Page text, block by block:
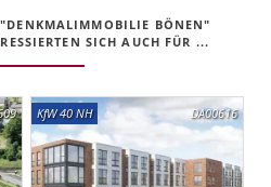
BÖNEN"
SICH AUCH FÜR ...
DA00616
KfW 40 NH